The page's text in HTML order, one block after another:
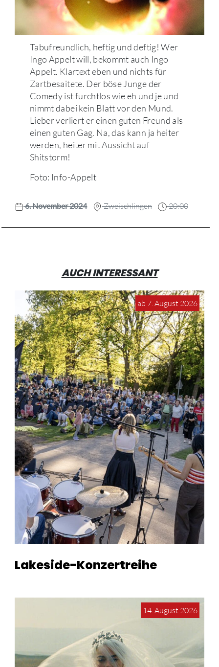
Tabufreundlich, heftig und deftig! Wer
Ingo Appelt will, bekommt auch Ingo
Appelt. Klartext eben und nichts für
Zartbesaitete. Der böse Junge der
Comedy ist furchtlos wie eh und je und
nimmt dabei kein Blatt vor den Mund.
Lieber verliert er einen guten Freund als
einen guten Gag. Na, das kann ja heiter
werden, heiter mit Aussicht auf
Shitstorm!
Foto: Info-Appelt
6. November 2024 Zweischlingen 20:00
AUCH INTERESSANT
ab 7. August 2026
Lakeside-Konzertreihe
14. August 2026